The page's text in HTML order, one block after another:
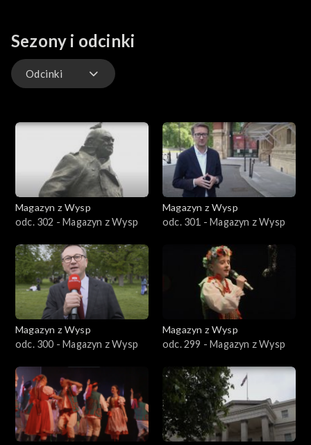
jedynej polskojęzycznej grupy działającej na Wyspach - First to
Fight, która zachwyciła zwiedzających. Dbałość o szczegóły i
profesjonalizm naszych rekonstruktorów doceniło także jury
festiwalu, które przyznało im pierwsze miejsce wśród grup
Sezony i odcinki
Odcinki
Magazyn z Wysp
odc. 302 - Magazyn z Wysp
Magazyn z Wysp
odc. 301 - Magazyn z Wysp
Magazyn z Wysp
odc. 300 - Magazyn z Wysp
Magazyn z Wysp
odc. 299 - Magazyn z Wysp